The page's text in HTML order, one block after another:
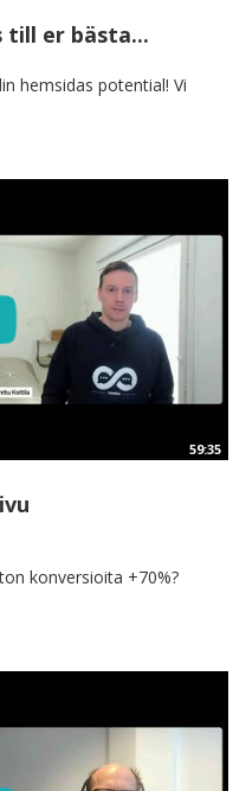
till er bästa...
hemsidas potential! Vi
59:35
konversioita +70%?